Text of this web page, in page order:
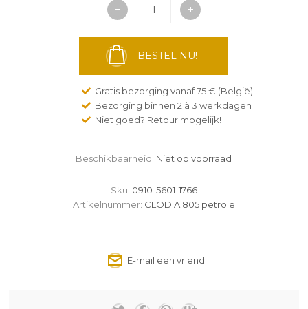
BESTEL NU!
Gratis bezorging vanaf 75 € (België)
Bezorging binnen 2 à 3 werkdagen
Niet goed? Retour mogelijk!
Beschikbaarheid: Niet op voorraad
Sku: 0910-5601-1766
Artikelnummer: CLODIA 805 petrole